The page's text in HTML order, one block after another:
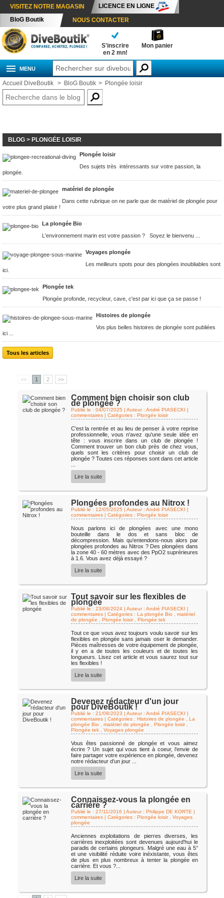
VISITEZ NOTRE MAGASIN
LICENCE EN LIGNE
BloG Boutik
NOUS CONTACTER
S'inscrire
en 2 mn!
Mon panier
MENU
Accueil DiveBoutik > BloG Boutik > Plongée loisir
BLOG > PLONGÉE LOISIR
Plongée loisir
Des sujets très intéressants sur votre passion, la
plongée.
matériel de plongée
Dans cette rubrique on ne parle que de matériel de plongée pour
votre plus grand plaisir !
La plongée Bio
L'environnement marin est votre passion ? Soyez le bienvenu ...
Voyages plongée
Les meilleurs spots pour des plongées inoubliables sont
ici.
Plongée tek
Plongée profonde, recycleur, cave, c'est par ici que ça se passe !
Histoires de plongée
Vos plus belles histoires de plongée sont publiées
ici ...
Tous les articles
<< 1 2 >>
Comment bien choisir son club
de plongée ?
Publié le : 04/07/2025 | Auteur : André PIASECKI |
commentaires | Catégories : Plongée loisir
C'est la rentrée et au lieu de penser à votre reprise
professionnelle, vous n'avez qu'une seule idée en
tête : vous inscrire dans un club de plongée !
Comment trouver un bon club près de chez vous,
quels sont les critères pour choisir un club de
plongée ? Toutes ces réponses sont dans cet article
Lire la suite
Plongées profondes au Nitrox !
Publié le : 12/05/2025 | Auteur : André PIASECKI |
commentaires | Catégories : Plongée loisir
Nous parlons ici de plongées avec une mono
bouteille dans le dos et sans bloc de
décompression. Mais qu'entendons-nous alors par
plongées profondes au Nitrox ? Des plongées dans
la zone 40 - 60 mètres avec des PpO2 suprérieures
à 1.6. Vous avez déjà essayé ?
Lire la suite
Tout savoir sur les flexibles de
plongée
Publié le : 23/08/2024 | Auteur : André PIASECKI |
commentaires | Catégories : La plongée Bio, matériel
de plongée
Plongée loisir, Plongée tek
Tout ce que vous avez toujours voulu savoir sur les
flexibles en plongée sans jamais oser le demander.
Pièces maîtresses de votre équipement de plongée,
il y en a de toutes les couleurs et de toutes les
longueurs. Lisez cet article et vous saurez tout sur
les flexibles !
Lire la suite
Devenez rédacteur d'un jour
pour DiveBoutik !
Publié le : 21/08/2023 | Auteur : André PIASECKI |
commentaires | Catégories : Histoires de plongée
La
plongée Bio, matériel de plongée Plongée loisir,
Plongée tek, Voyages plongée
Vous êtes passionné de plongée et vous aimez
écrire ? Un sujet qui vous tient à coeur, l’envie de
faire partager votre expérience en plongée, devenez
notre rédacteur d’un jour ...
Lire la suite
Connaissez-vous la plongée en
carrière ?
Publié le : 27/11/2016 | Auteur : Philippe DE KORTE |
commentaires | Catégories : Plongée loisir, Voyages
plongée
Anciennes exploitations de pierres diverses, les
carrières inexploitées sont devenues aujourd'hui le
paradis de certains plongeurs. Malgré une eau à 5°
et une visibilité réduite voire inéxistante, vous êtes
de plus en plus nombreux à tenter la plongée en
carrière. Et vous ?...
Lire la suite